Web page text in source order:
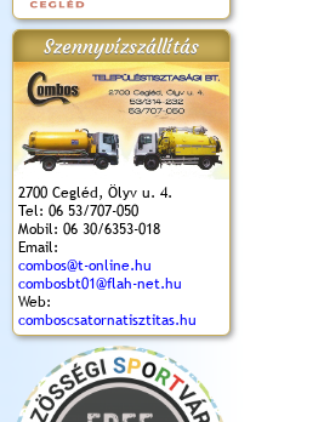
Szennyvízszállítás
2700 Cegléd, Ölyv u. 4.
Tel: 06 53/707-050
Mobil: 06 30/6353-018
Email:
combos@t-online.hu
combosbt01@flah-net.hu
Web:
comboscsatornatisztitas.hu
(2017. 08. 20.)